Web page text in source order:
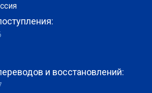
и восстановлений: